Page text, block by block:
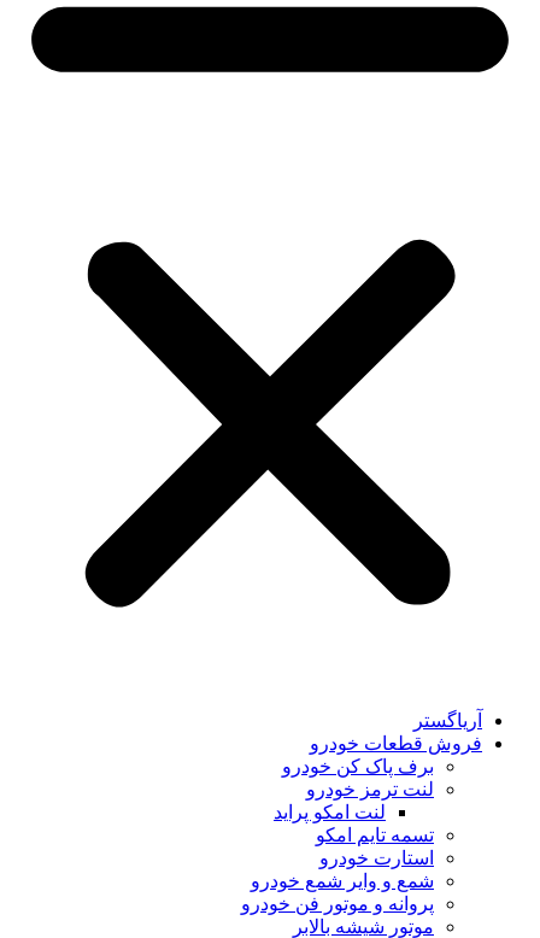
آریاگستر
فروش قطعات خودرو
برف پاک کن خودرو
لنت ترمز خودرو
لنت امکو پراید
تسمه تایم امکو
استارت خودرو
شمع و وایر شمع خودرو
پروانه و موتور فن خودرو
موتور شیشه بالابر